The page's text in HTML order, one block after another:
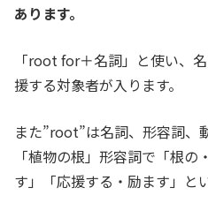
あります。
「root for＋名詞」と使い、
援する対象者が入ります。
また”root”は名詞、形容詞、
「植物の根」形容詞で「根
す」「応援する・励ます」と